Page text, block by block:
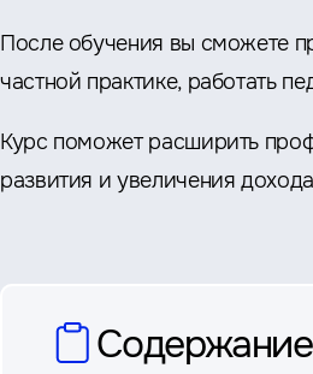
После обучения вы сможете
частной практике, работать
Курс поможет расширить
развития и увеличения
вопросы